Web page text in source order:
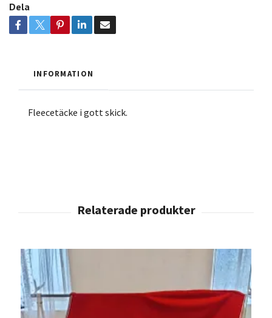
Dela
INFORMATION
Fleecetäcke i gott skick.